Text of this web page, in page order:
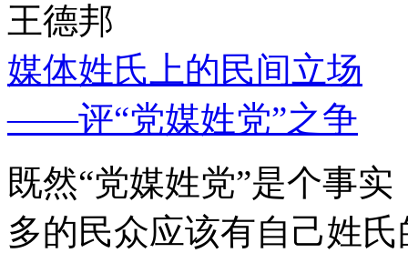
王德邦
媒体姓氏上的民间立场
——评“党媒姓党”之争
既然“党媒姓党”是个事
多的民众应该有自己姓